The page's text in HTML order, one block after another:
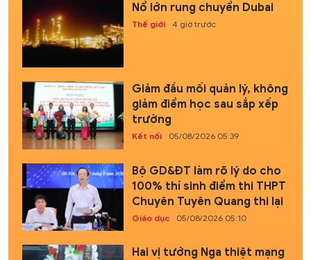
Nổ lớn rung chuyển Dubai
Thế giới 4 giờ trước
Giảm đầu mối quản lý, không
giảm điểm học sau sắp xếp
trường
Kết nối 05/08/2026 05:39
Bộ GD&ĐT làm rõ lý do cho
100% thí sinh điểm thi THPT
Chuyên Tuyên Quang thi lại
Giáo dục 05/08/2026 05:10
Hai vị tướng Nga thiệt mạng